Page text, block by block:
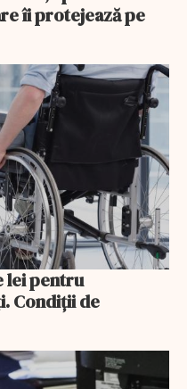
îi protejează pe
lei pentru
Condiții de